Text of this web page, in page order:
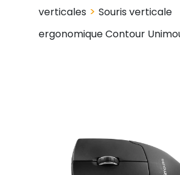
solutions...
verticales >Souris verticale
ergonomique Contour